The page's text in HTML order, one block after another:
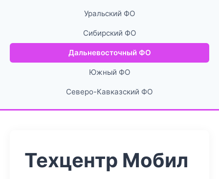
Уральский ФО
Сибирский ФО
Дальневосточный ФО
Южный ФО
Северо-Кавказский ФО
Техцентр Мобил